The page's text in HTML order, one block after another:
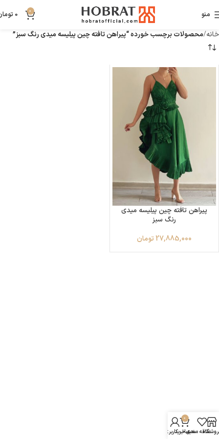
منو 0
0
خانه محصولات برچسب خورده “پیراهن تافته چین پیلیسه میدی رنگ سبز”
پیراهن تافته چین پیلیسه میدی
رنگ سبز
27,885,000 تومان
علاقه مندی
0
سبد خرید
حساب کاربری من